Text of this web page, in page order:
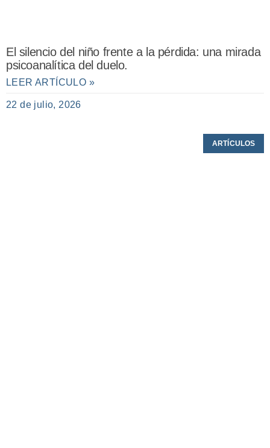
El silencio del niño frente a la pérdida: una mirada
psicoanalítica del duelo.
LEER ARTÍCULO »
22 de julio, 2026
ARTÍCULOS